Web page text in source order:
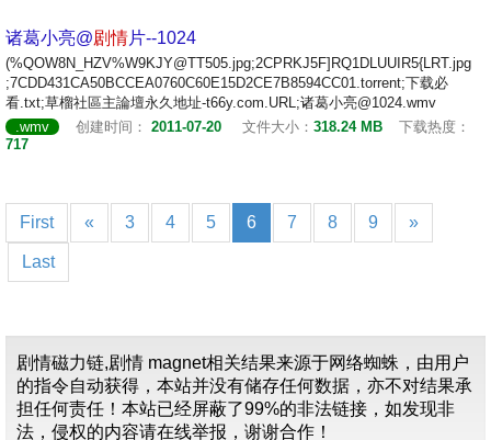
诸葛小亮@剧情片--1024
(%QOW8N_HZV%W9KJY@TT505.jpg;2CPRKJ5F]RQ1DLUUIR5{LRT.jpg
;7CDD431CA50BCCEA0760C60E15D2CE7B8594CC01.torrent;下载必
看.txt;草榴社區主論壇永久地址-t66y.com.URL;诸葛小亮@1024.wmv
.wmv
创建时间： 2011-07-20 文件大小： 318.24 MB
下载热度：
717
First « 3 4 5 6 7 8 9 »
Last
剧情磁力链,剧情 magnet相关结果来源于网络蜘蛛，由用户
的指令自动获得，本站并没有储存任何数据，亦不对结果承
担任何责任！本站已经屏蔽了99%的非法链接，如发现非
法，侵权的内容请在线举报，谢谢合作！